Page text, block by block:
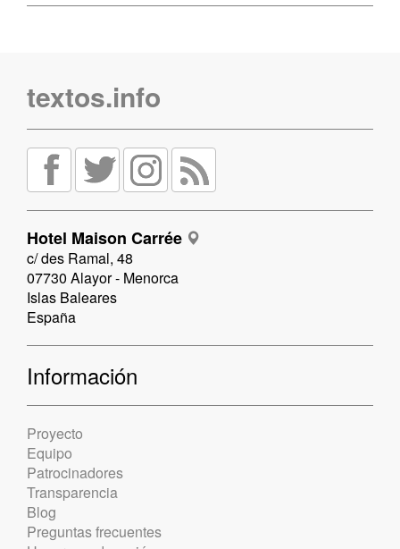
textos.info
Hotel Maison Carrée
c/ des Ramal, 48
07730 Alayor - Menorca
Islas Baleares
España
Información
Proyecto
Equipo
Patrocinadores
Transparencia
Blog
Preguntas frecuentes